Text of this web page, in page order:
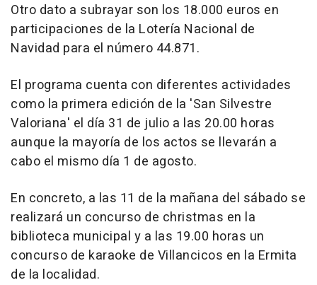
Otro dato a subrayar son los 18.000 euros en
participaciones de la Lotería Nacional de
Navidad para el número 44.871.
El programa cuenta con diferentes actividades
como la primera edición de la 'San Silvestre
Valoriana' el día 31 de julio a las 20.00 horas
aunque la mayoría de los actos se llevarán a
cabo el mismo día 1 de agosto.
En concreto, a las 11 de la mañana del sábado se
realizará un concurso de christmas en la
biblioteca municipal y a las 19.00 horas un
concurso de karaoke de Villancicos en la Ermita
de la localidad.